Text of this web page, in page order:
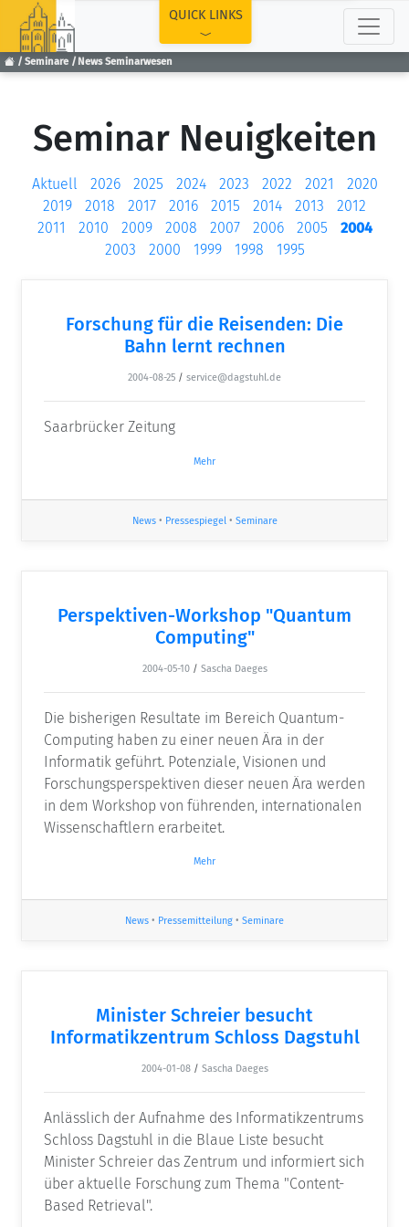
Seminare News Seminarwesen
QUICK LINKS
Seminar Neuigkeiten
Aktuell 2026 2025 2024 2023 2022 2021
2020
2019
2018 2017 2016 2015 2014 2013
2012
2011
2010 2009 2008 2007 2006 2005
2004
2003
2000 1999 1998 1995
Forschung für die Reisenden: Die
Bahn lernt rechnen
2004-08-25 / service@dagstuhl.de
Saarbrücker Zeitung
Mehr
News• Pressespiegel• Seminare
Perspektiven-Workshop "Quantum
Computing"
2004-05-10 / Sascha Daeges
Die bisherigen Resultate im Bereich Quantum-
Computing haben zu einer neuen Ära in der
Informatik geführt. Potenziale, Visionen und
Forschungsperspektiven dieser neuen Ära werden
in dem Workshop von führenden, internationalen
Wissenschaftlern erarbeitet.
Mehr
News • Pressemitteilung • Seminare
Minister Schreier besucht
Informatikzentrum Schloss Dagstuhl
2004-01-08 / Sascha Daeges
Anlässlich der Aufnahme des Informatikzentrums
Schloss Dagstuhl in die Blaue Liste besucht
Minister Schreier das Zentrum und informiert sich
über aktuelle Forschung zum Thema "Content-
Based Retrieval".